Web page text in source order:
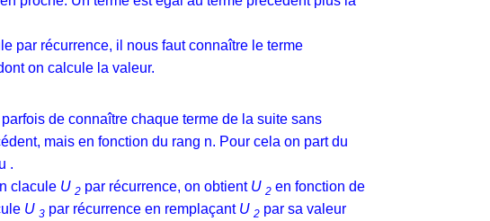
par récurrence, il nous faut connaître le terme
on calcule la valeur.
parfois de connaître chaque terme de la suite sans
mais en fonction du rang n. Pour cela on part du
.
clacule U 2 par récurrence, on obtient U 2 en fonction de
U 3 par récurrence en remplaçant U 2 par sa valeur